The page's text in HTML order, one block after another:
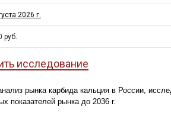
2026 г.
руб.
исследование
рынка карбида кальция в России,
показателей рынка до 2036 г.